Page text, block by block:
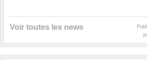
Voir toutes les news